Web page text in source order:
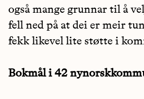
også mange grunnar til å
fell ned på at dei er meir
fekk likevel lite støtte i
Bokmål i 42